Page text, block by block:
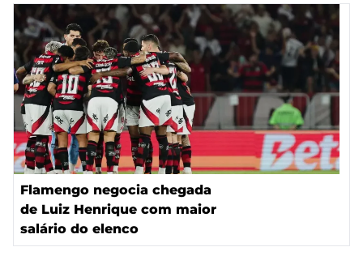
Flamengo negocia chegada
de Luiz Henrique com maior
salário do elenco